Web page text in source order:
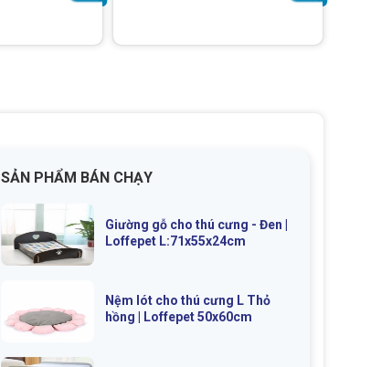
SẢN PHẨM BÁN CHẠY
Giường gỗ cho thú cưng - Đen |
Loffepet L:71x55x24cm
Nệm lót cho thú cưng L Thỏ
hồng | Loffepet 50x60cm